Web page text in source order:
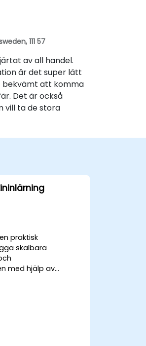
111 57
av all handel.
är det super lätt
bekvämt att komma
Det är också
vill ta de stora
praktisk
skalbara
med hjälp av
Big Data-